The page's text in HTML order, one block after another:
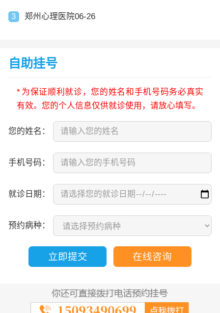
3 郑州心理医院06-26
自助挂号
* 为保证顺利就诊，您的姓名和手机号码务必真实
有效。您的个人信息仅供就诊使用，请放心填写。
您的姓名：
手机号码：
就诊日期：
预约病种：
立即提交 在线咨询